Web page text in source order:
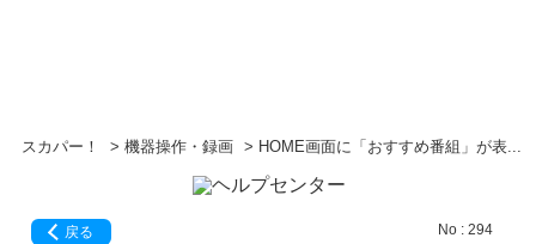
スカパー！ > 機器操作・録画 > HOME画面に「おすすめ番組」が表...
戻る No : 294